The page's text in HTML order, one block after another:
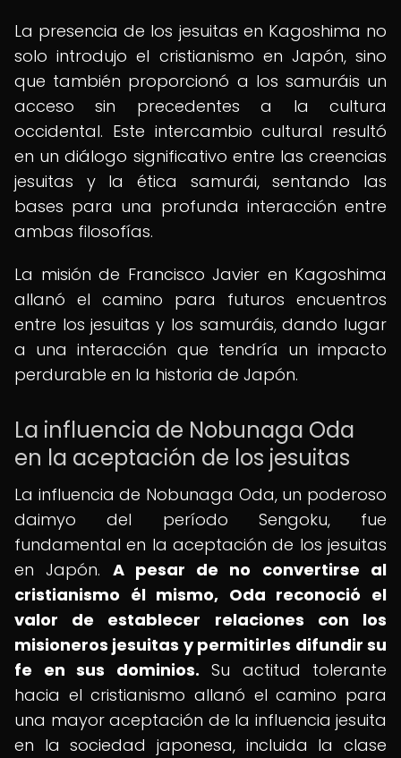
La presencia de los jesuitas en Kagoshima no
solo introdujo el cristianismo en Japón, sino
que también proporcionó a los samuráis un
acceso sin precedentes a la cultura
occidental. Este intercambio cultural resultó
en un diálogo significativo entre las creencias
jesuitas y la ética samurái, sentando las
bases para una profunda interacción entre
ambas filosofías.
La misión de Francisco Javier en Kagoshima
allanó el camino para futuros encuentros
entre los jesuitas y los samuráis, dando lugar
a una interacción que tendría un impacto
perdurable en la historia de Japón.
La influencia de Nobunaga Oda
en la aceptación de los jesuitas
La influencia de Nobunaga Oda, un poderoso
daimyo del período Sengoku, fue
fundamental en la aceptación de los jesuitas
en Japón. A pesar de no convertirse al
cristianismo él mismo, Oda reconoció el
valor de establecer relaciones con los
misioneros jesuitas y permitirles difundir su
fe en sus dominios. Su actitud tolerante
hacia el cristianismo allanó el camino para
una mayor aceptación de la influencia jesuita
en la sociedad japonesa, incluida la clase